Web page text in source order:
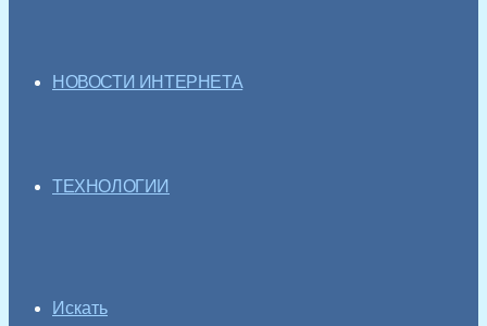
НОВОСТИ ИНТЕРНЕТА
ТЕХНОЛОГИИ
Искать